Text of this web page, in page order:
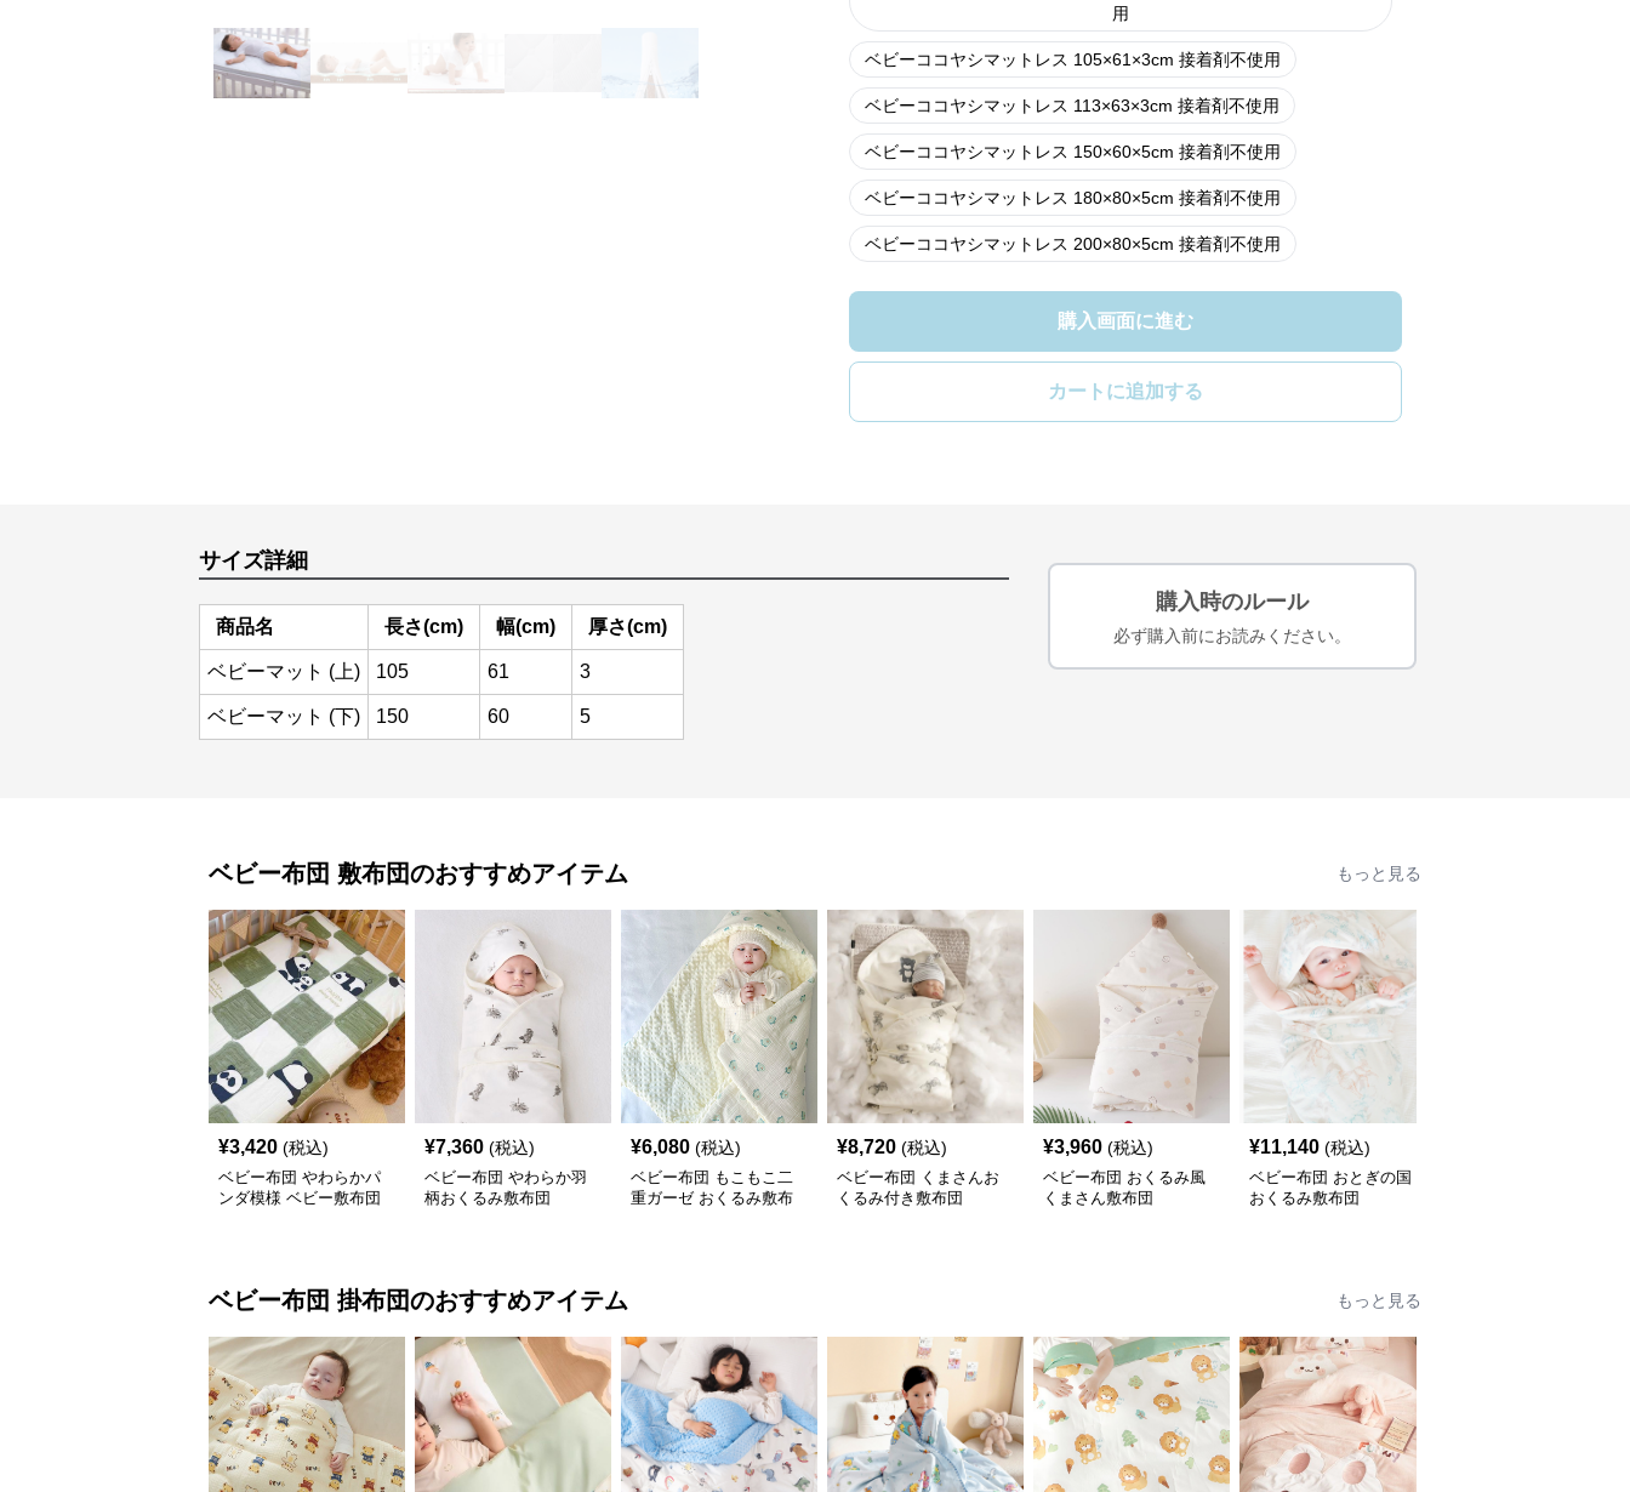
用
ベビーココヤシマットレス 105×61×3cm 接着剤不使用
ベビーココヤシマットレス 113×63×3cm 接着剤不使用
ベビーココヤシマットレス 150×60×5cm 接着剤不使用
ベビーココヤシマットレス 180×80×5cm 接着剤不使用
ベビーココヤシマットレス 200×80×5cm 接着剤不使用
購入画面に進む
カートに追加する
サイズ詳細
商品名 長さ(cm) 幅(cm) 厚さ(cm)
ベビーマット (上) 105 61 3
ベビーマット (下) 150 60 5
購入時のルール
必ず購入前にお読みください。
ベビー布団 敷布団のおすすめアイテム もっと見る
¥3,420 (税込)
ベビー布団 やわらかパ
ンダ模様 ベビー敷布団
¥7,360 (税込)
ベビー布団 やわらか羽
柄おくるみ敷布団
¥6,080 (税込)
ベビー布団 もこもこ二
重ガーゼ おくるみ敷布
¥8,720 (税込)
ベビー布団 くまさんお
くるみ付き敷布団
¥3,960 (税込)
ベビー布団 おくるみ風
くまさん敷布団
¥11,140 (税込)
ベビー布団 おとぎの国
おくるみ敷布団
ベビー布団 掛布団のおすすめアイテム もっと見る